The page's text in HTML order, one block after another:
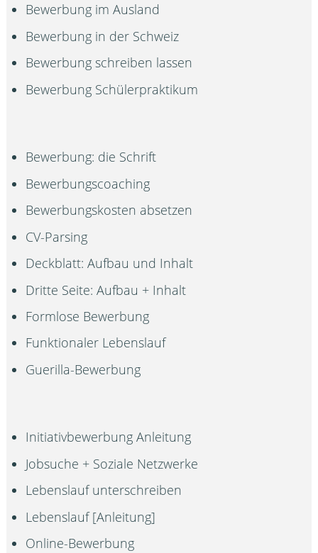
Bewerbung im Ausland
Bewerbung in der Schweiz
Bewerbung schreiben lassen
Bewerbung Schülerpraktikum
Bewerbung: die Schrift
Bewerbungscoaching
Bewerbungskosten absetzen
CV-Parsing
Deckblatt: Aufbau und Inhalt
Dritte Seite: Aufbau + Inhalt
Formlose Bewerbung
Funktionaler Lebenslauf
Guerilla-Bewerbung
Initiativbewerbung Anleitung
Jobsuche + Soziale Netzwerke
Lebenslauf unterschreiben
Lebenslauf [Anleitung]
Online-Bewerbung